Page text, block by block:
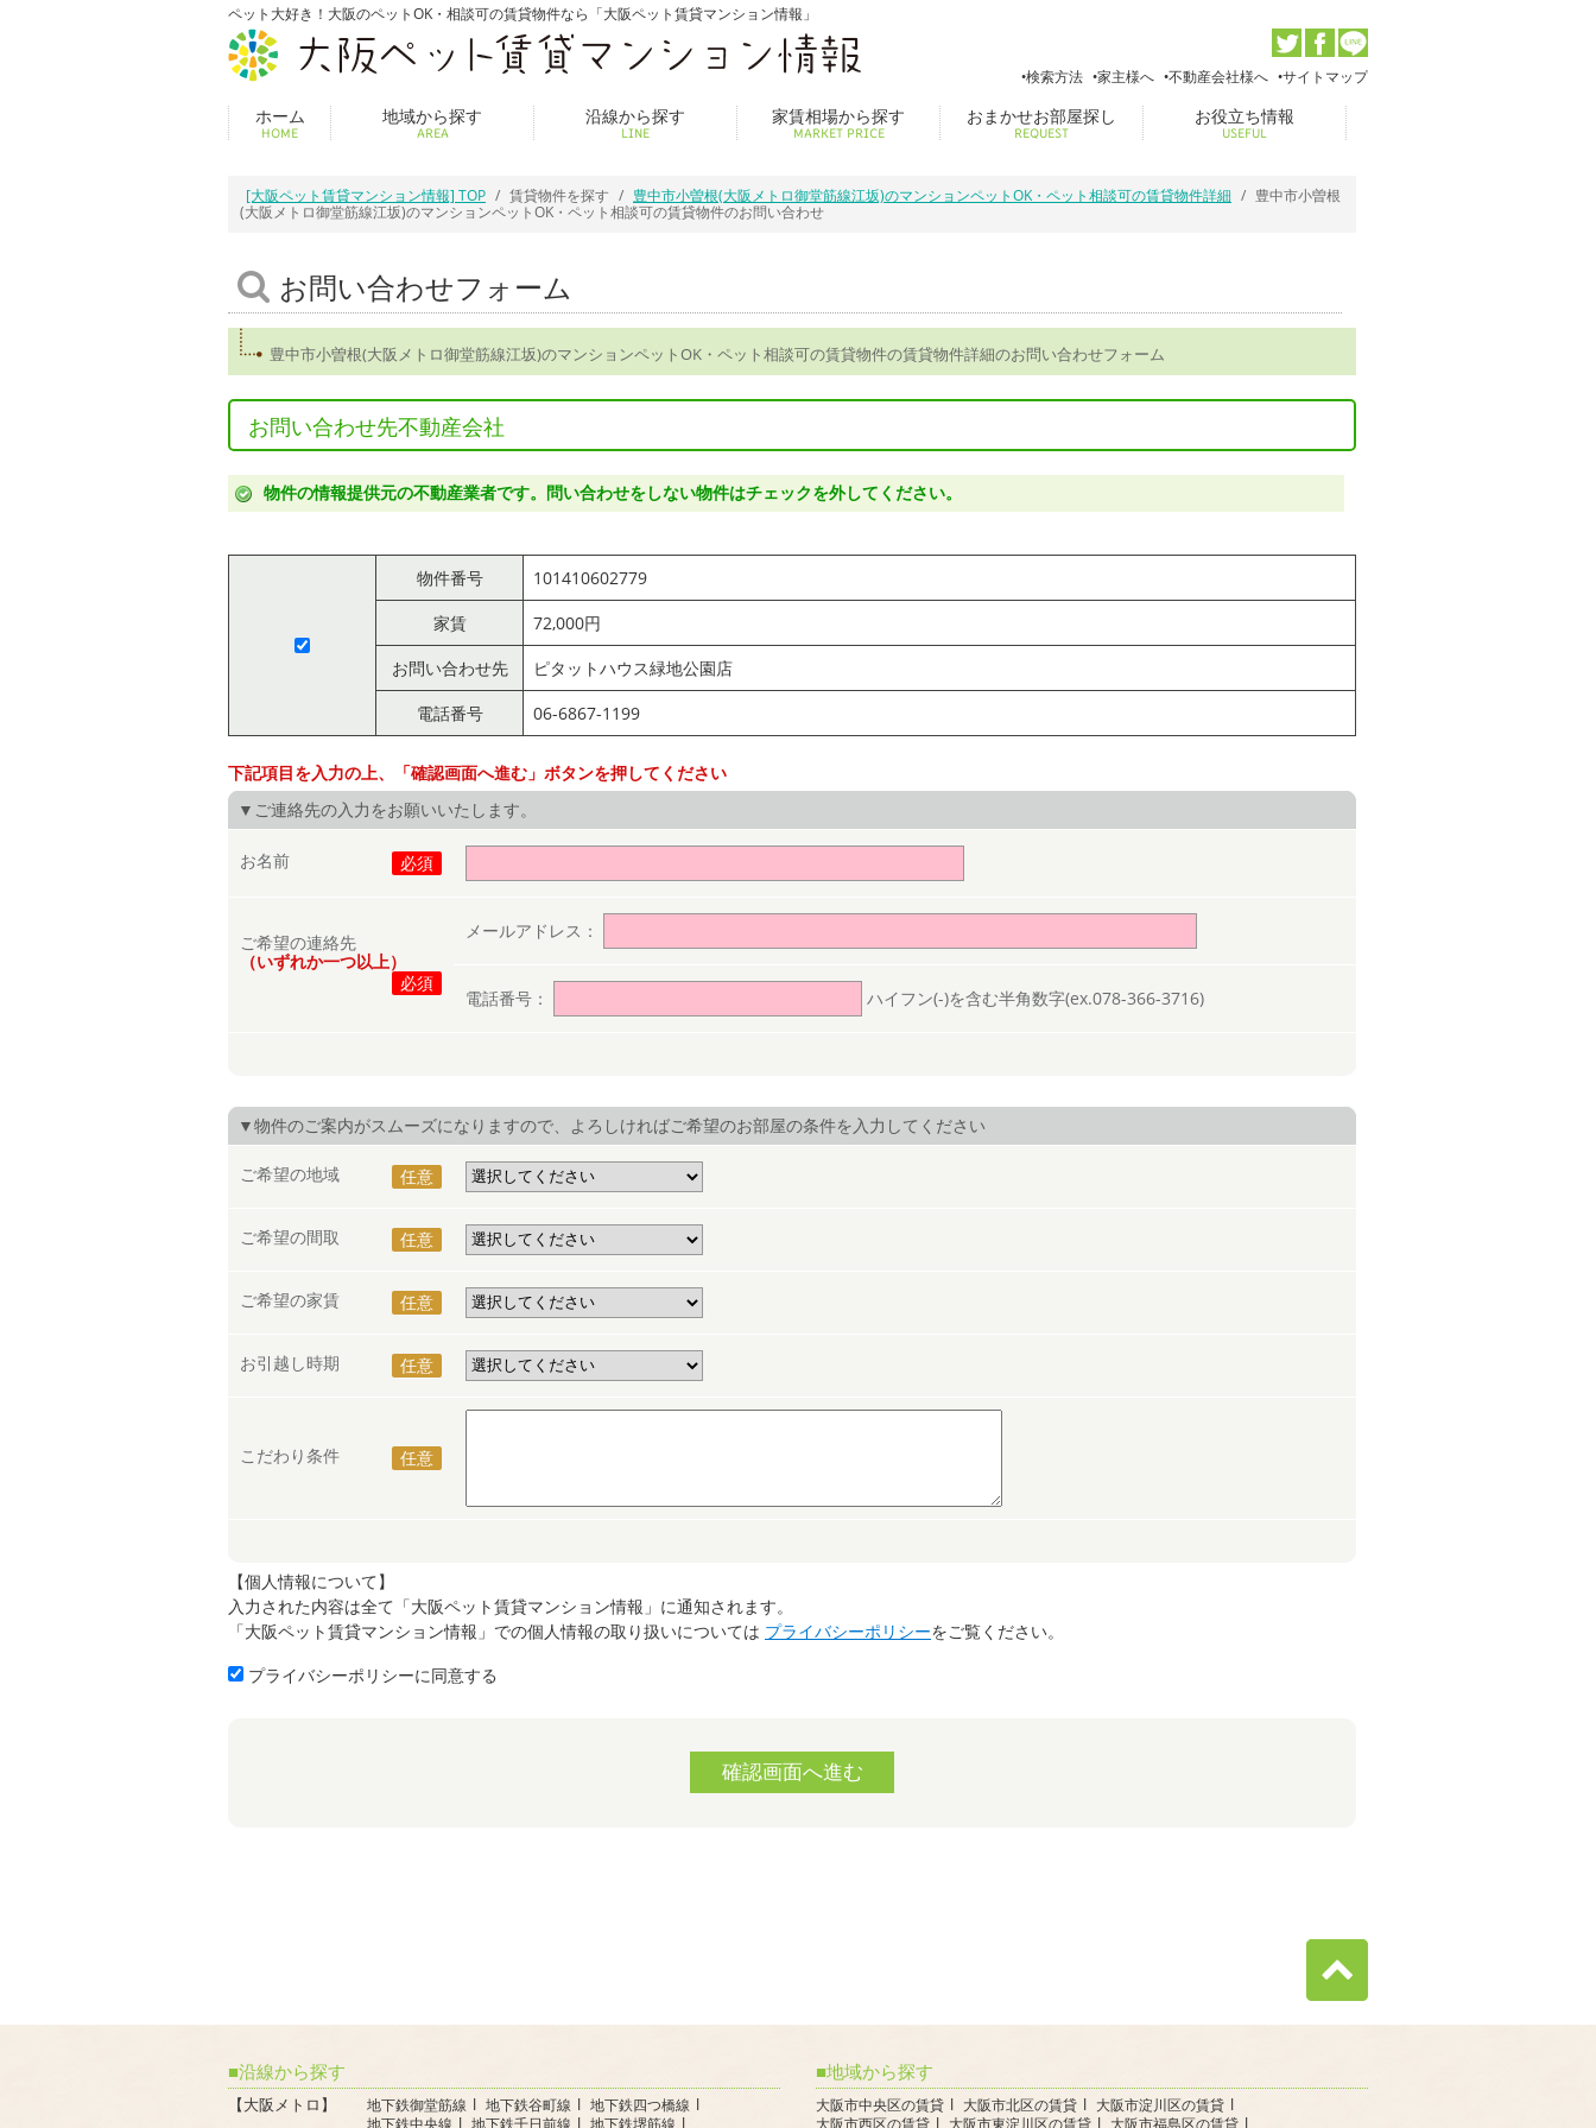
ペット大好き！大阪のペットOK・相談可の賃貸物件なら「大阪ペット賃貸マンション情報」
検索方法 家主様へ 不動産会社様へ サイトマップ
ホーム
HOME
地域から探す
AREA
沿線から探す
LINE
家賃相場から探す
MARKET PRICE
おまかせお部屋探し
REQUEST
お役立ち情報
USEFUL
[大阪ペット賃貸マンション情報] TOP 賃貸物件を探す 豊中市小曽根(大阪メトロ御堂筋線江坂)のマンションペットOK・ペット相談可の賃貸物件詳細
豊中市小曽根
(大阪メトロ御堂筋線江坂)のマンションペットOK・ペット相談可の賃貸物件のお問い合わせ
お問い合わせフォーム
豊中市小曽根(大阪メトロ御堂筋線江坂)のマンションペットOK・ペット相談可の賃貸物件の賃貸物件詳細のお問い合わせフォーム
お問い合わせ先不動産会社
物件の情報提供元の不動産業者です。問い合わせをしない物件はチェックを外してください。
物件番号
101410602779
家賃
72,000円
お問い合わせ先
ピタットハウス緑地公園店
電話番号
06-6867-1199
下記項目を入力の上、「確認画面へ進む」ボタンを押してください
▼ご連絡先の入力をお願いいたします。
お名前 必須
ご希望の連絡先
（いずれか一つ以上）
必須
メールアドレス：
電話番号： ハイフン(-)を含む半角数字(ex.078-366-3716)
▼物件のご案内がスムーズになりますので、よろしければご希望のお部屋の条件を入力してください
ご希望の地域 任意
ご希望の間取 任意
ご希望の家賃 任意
お引越し時期 任意
こだわり条件 任意
【個人情報について】
入力された内容は全て「大阪ペット賃貸マンション情報」に通知されます。
「大阪ペット賃貸マンション情報」での個人情報の取り扱いについては プライバシーポリシーをご覧ください。
プライバシーポリシーに同意する
沿線から探す
【大阪メトロ】 地下鉄御堂筋線 地下鉄谷町線
地下鉄四つ橋線
地下鉄中央線
地下鉄千日前線 地下鉄堺筋線
地域から探す
大阪市中央区の賃貸 大阪市北区の賃貸
大阪市淀川区の賃貸
大阪市西区の賃貸
大阪市東淀川区の賃貸 大阪市福島区の賃貸